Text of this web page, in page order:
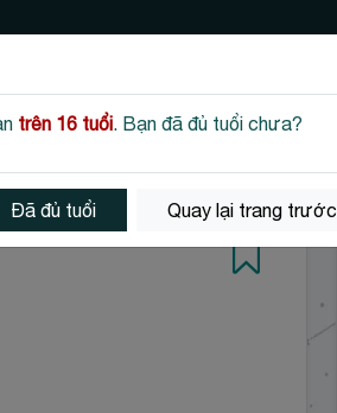
Góc Tâm Hồn Góc Giải Trí
trên 16 tuổi. Bạn đã đủ tuổi chưa?
Đã đủ tuổi Quay lại trang trước